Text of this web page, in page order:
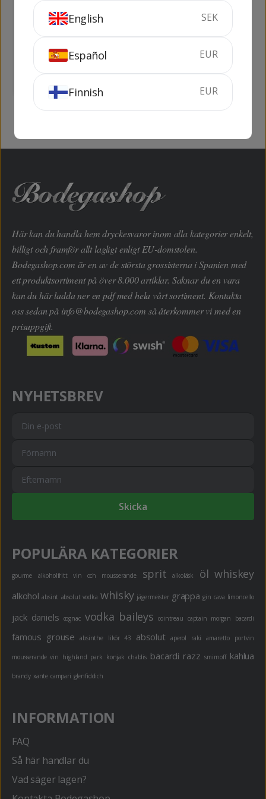
Reymos Espumos
7.5%
Perelada Muscanti
11.5%
Här kan du handla hem dryckesvaror inom alla kategorier enkelt,
billigt och framför allt lagligt enligt EU-domstolen.
Bodegashop.com är en av de största grossisterna i Spanien med
ett produktsortiment på över 8.000 artiklar. Saknar du en vara
kan du här ladda ner en pdf med hela vårt sortiment. Kontakta
oss sedan på info@bodegashop.com så återkommer vi med en
prisuppgift.
NYHETSBREV
Skicka
POPULÄRA KATEGORIER
gourme alkoholfritt vin och mousserande sprit alkoläsk öl whiskey
alkohol absint absolut vodka whisky jägermeister grappa gin cava limoncello
jack daniels cognac vodka baileys cointreau captain morgan bacardi
famous grouse absinthe likör 43 absolut aperol raki amaretto portvin
mousserande vin highland park konjak chablis bacardi razz smirnoff kahlua
brandy xante campari glenfiddich
INFORMATION
FAQ
Så här handlar du
Vad säger lagen?
English SEK
Español EUR
Finnish EUR